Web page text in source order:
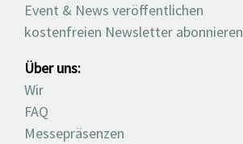
Event & News veröffentlichen
kostenfreien Newsletter abonnieren
Über uns:
Wir
FAQ
Messepräsenzen